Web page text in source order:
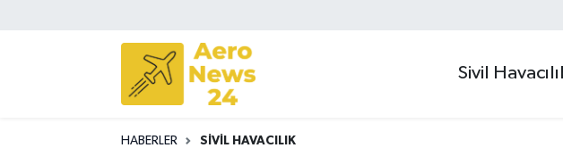
Sivil
HABERLER SIVIL HAVACILIK
Sivil Havacılık